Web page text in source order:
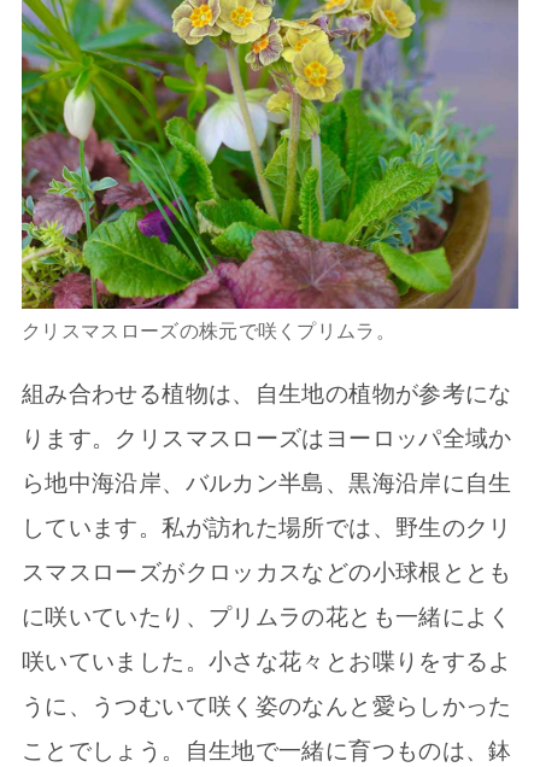
クリスマスローズの株元で咲くプリムラ。
組み合わせる植物は、自生地の植物が参考にな
ります。クリスマスローズはヨーロッパ全域か
ら地中海沿岸、バルカン半島、黒海沿岸に自生
しています。私が訪れた場所では、野生のクリ
スマスローズがクロッカスなどの小球根ととも
に咲いていたり、プリムラの花とも一緒によく
咲いていました。小さな花々とお喋りをするよ
うに、うつむいて咲く姿のなんと愛らしかった
ことでしょう。自生地で一緒に育つものは、鉢